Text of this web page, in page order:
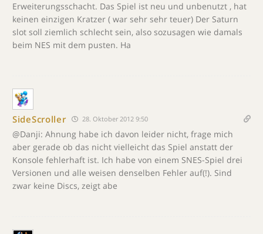
Erweiterungsschacht. Das Spiel ist neu und unbenutzt , hat
keinen einzigen Kratzer ( war sehr sehr teuer) Der Saturn
slot soll ziemlich schlecht sein, also sozusagen wie damals
beim NES mit dem pusten. Ha
SideScroller 28. Oktober 2012 9:50
@Danji: Ahnung habe ich davon leider nicht, frage mich
aber gerade ob das nicht vielleicht das Spiel anstatt der
Konsole fehlerhaft ist. Ich habe von einem SNES-Spiel drei
Versionen und alle weisen denselben Fehler auf(!). Sind
zwar keine Discs, zeigt abe